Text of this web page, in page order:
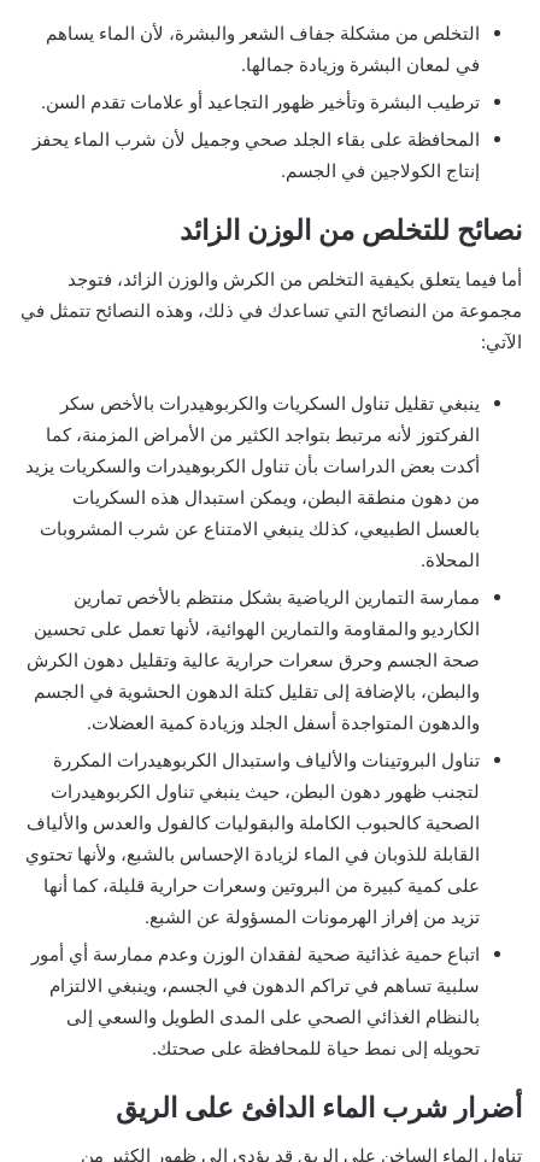
التخلص من مشكلة جفاف الشعر والبشرة، لأن الماء يساهم
في لمعان البشرة وزيادة جمالها.
ترطيب البشرة وتأخير ظهور التجاعيد أو علامات تقدم السن.
المحافظة على بقاء الجلد صحي وجميل لأن شرب الماء يحفز
إنتاج الكولاجين في الجسم.
نصائح للتخلص من الوزن الزائد
أما فيما يتعلق بكيفية التخلص من الكرش والوزن الزائد، فتوجد
مجموعة من النصائح التي تساعدك في ذلك، وهذه النصائح تتمثل في
الآتي:
ينبغي تقليل تناول السكريات والكربوهيدرات بالأخص سكر
الفركتوز لأنه مرتبط بتواجد الكثير من الأمراض المزمنة، كما
أكدت بعض الدراسات بأن تناول الكربوهيدرات والسكريات يزيد
من دهون منطقة البطن، ويمكن استبدال هذه السكريات
بالعسل الطبيعي، كذلك ينبغي الامتناع عن شرب المشروبات
المحلاة.
ممارسة التمارين الرياضية بشكل منتظم بالأخص تمارين
الكارديو والمقاومة والتمارين الهوائية، لأنها تعمل على تحسين
صحة الجسم وحرق سعرات حرارية عالية وتقليل دهون الكرش
والبطن، بالإضافة إلى تقليل كتلة الدهون الحشوية في الجسم
والدهون المتواجدة أسفل الجلد وزيادة كمية العضلات.
تناول البروتينات والألياف واستبدال الكربوهيدرات المكررة
لتجنب ظهور دهون البطن، حيث ينبغي تناول الكربوهيدرات
الصحية كالحبوب الكاملة والبقوليات كالفول والعدس والألياف
القابلة للذوبان في الماء لزيادة الإحساس بالشبع، ولأنها تحتوي
على كمية كبيرة من البروتين وسعرات حرارية قليلة، كما أنها
تزيد من إفراز الهرمونات المسؤولة عن الشبع.
اتباع حمية غذائية صحية لفقدان الوزن وعدم ممارسة أي أمور
سلبية تساهم في تراكم الدهون في الجسم، وينبغي الالتزام
بالنظام الغذائي الصحي على المدى الطويل والسعي إلى
تحويله إلى نمط حياة للمحافظة على صحتك.
أضرار شرب الماء الدافئ على الريق
تناول الماء الساخن على الريق قد يؤدي إلى ظهور الكثير من